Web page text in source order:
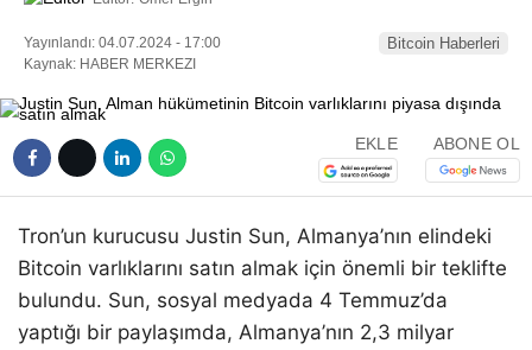
Yayınlandı: 04.07.2024 - 17:00
Kaynak: HABER MERKEZI
Bitcoin Haberleri
EKLE ABONE OL
Tron’un kurucusu Justin Sun, Almanya’nın elindeki
Bitcoin varlıklarını satın almak için önemli bir teklifte
bulundu. Sun, sosyal medyada 4 Temmuz’da
yaptığı bir paylaşımda, Almanya’nın 2,3 milyar